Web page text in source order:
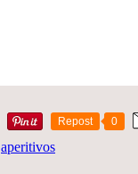
Repost 0
aperitivos